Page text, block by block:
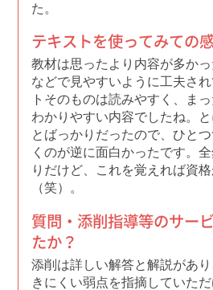
た。
テキストを使ってみての
教材は思ったより内容が多か
などで見やすいように工夫さ
トそのものは読みやすく、ま
わかりやすい内容でしたね。
とばっかりだったので、ひと
くのが逆に面白かったです。
りだけど、これを覚えれば資
（笑）。
質問・添削指導等のサー
たか？
添削は詳しい解答と解説があ
きにくい弱点を指摘していた